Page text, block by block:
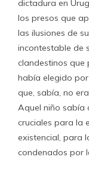
dictadura en
los presos que
las ilusiones de
incontestable de
clandestinos que
había elegido
que, sabía, no
Aquel niño sabía
cruciales para la
existencial, para
condenados por